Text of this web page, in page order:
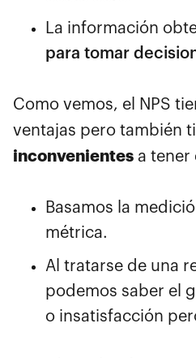
La información
para tomar
Como vemos, el NPS
ventajas pero también
inconvenientes a tener
Basamos la
métrica.
Al tratarse de una
podemos saber el
o insatisfacción